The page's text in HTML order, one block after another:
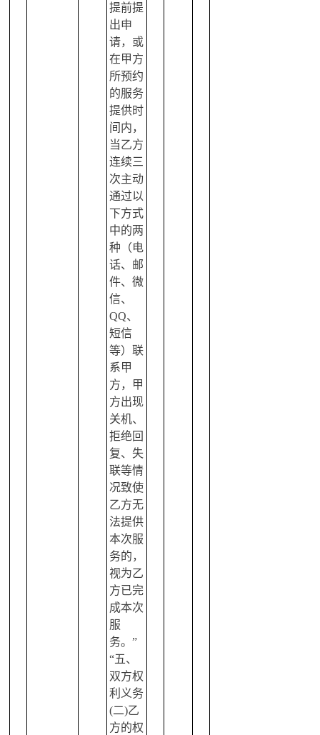
提前提
出申
请，或
在甲方
所预约
的服务
提供时
间内，
当乙方
连续三
次主动
通过以
下方式
中的两
种（电
话、邮
件、微
信、
QQ、
短信
等）联
系甲
方，甲
方出现
关机、
拒绝回
复、失
联等情
况致使
乙方无
法提供
本次服
务的，
视为乙
方已完
成本次
服
务。”
“五、
双方权
利义务
(二)乙
方的权